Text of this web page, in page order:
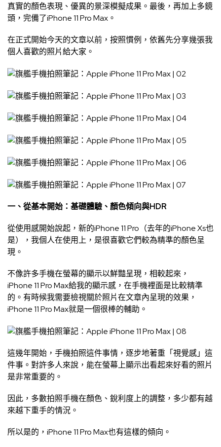
真實的顏色表現、優異的景深模擬成果。最後，再加上多鏡
頭，完備了iPhone 11 Pro Max。
在正式開始今天的文章以前，按照慣例，依舊先分享幾張我
個人喜歡的照片給大家。
一、從基本開始：基礎體驗、顏色傾向與HDR
從使用感開始說起，新的iPhone 11 Pro（去年的iPhone Xs也
是），我個人在使用上，是很喜歡它們較為精準的顏色呈
現。
不像許多手機在螢幕的顯示以鮮豔呈現，相較起來，
iPhone 11 Pro Max給我的顯示感，在手機裡面是比較精準
的。有時候我需要檢視關於照片在文章內呈現的效果，
iPhone 11 Pro Max就是一個很棒的輔助。
這幾年開始，手機拍照這件事情，逐步地著重「視覺感」這
件事。對許多人來說，能在螢幕上顯示出看起來好看的照片
是非常重要的。
因此，多數拍照手機在顏色、銳利度上的調整，多少都有越
來越下重手的情況。
所以是的，iPhone 11 Pro Max也有這樣的傾向。